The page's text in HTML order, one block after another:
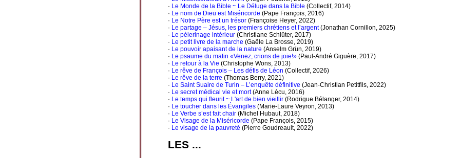
· Le Monde de la Bible ~ Le Déluge dans la Bible (Collectif, 2014)
· Le nom de Dieu est Miséricorde (Pape François, 2016)
· Le Notre Père est un trésor (Françoise Heyer, 2022)
· Le partage – Jésus, les premiers chrétiens et l’argent(Jonathan Cornillon, 2025)
· Le pèlerinage intérieur (Christiane Schlüter, 2017)
· Le petit livre de la marche (Gaële La Brosse, 2019)
· Le pouvoir apaisant de la nature (Anselm Grün, 2019)
· Le psaume du matin «Venez, crions de joie!» (Paul-André Giguère, 2017)
· Le retour à la Vie (Christophe Wons, 2013)
· Le rêve de François – Les défis de Léon (Collectif, 2026)
· Le rêve de la terre (Thomas Berry, 2021)
· Le Saint Suaire de Turin – L’enquête définitive (Jean-Christian Petitfils, 2022)
· Le secret médical vie et mort(Anne Lécu, 2016)
· Le temps qui fleurit ~ L'art de bien vieillir (Rodrigue Bélanger, 2014)
· Le toucher dans les Évangiles (Marie-Laure Veyron, 2013)
· Le Verbe s’est fait chair (Michel Hubaut, 2018)
· Le Visage de la Miséricorde (Pape François, 2015)
· Le visage de la pauvreté (Pierre Goudreault, 2022)
LES ...